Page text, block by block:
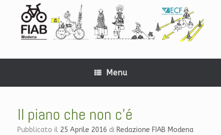
Menu
Il piano che non c’é
Pubblicato il 25 Aprile 2016 di Redazione FIAB Modena